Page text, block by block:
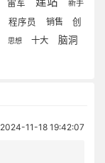
雷军 新手
程序员 销售
创
思想 十大
脑洞
2024-11-18 19:42:07